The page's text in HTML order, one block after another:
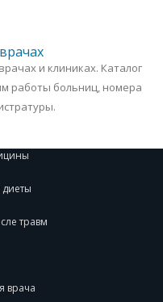
и клиниках. Каталог
работы больниц, номера
травм
врача